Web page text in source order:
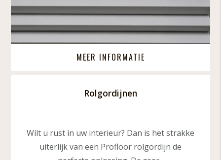
MEER INFORMATIE
Rolgordijnen
Wilt u rust in uw interieur? Dan is het strakke
uiterlijk van een Profloor rolgordijn de